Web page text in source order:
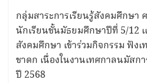
กลุ่มสาระการเรียนรู้สังคมศึกษา
นักเรียนชั้นมัธยมศึกษาปีที่ 5/12
สังคมศึกษา เข้าร่วมกิจกรรม ฟัง
ชาดก เนื่องในงานเทศกาลนมัสก
ปี 2568